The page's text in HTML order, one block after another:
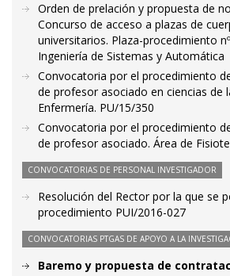
Orden de prelación y propuesta de
Concurso de acceso a plazas de
universitarios. Plaza-procedimiento
Ingeniería de Sistemas y Automática
Convocatoria por el procedimiento
de profesor asociado en ciencias de
Enfermería. PU/15/350
Convocatoria por el procedimiento
de profesor asociado. Área de
CONVOCATORIAS DE PERSONAL INVESTIGADOR
Resolución del Rector por la que se
procedimiento PUI/2016-027
CONVOCATORIAS PTGAS DE APOYO A LA
Baremo y propuesta de